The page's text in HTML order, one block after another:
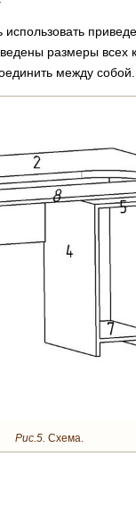
размеры всех
между собой.
Рис.5. Схема.